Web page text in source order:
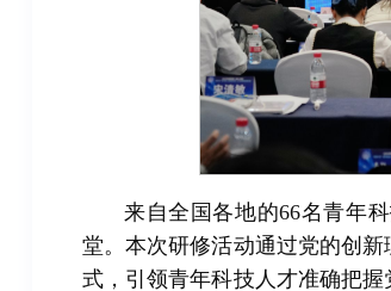
来自全国各地的66名青年
堂。本次研修活动通过党的创
式，引领青年科技人才准确把